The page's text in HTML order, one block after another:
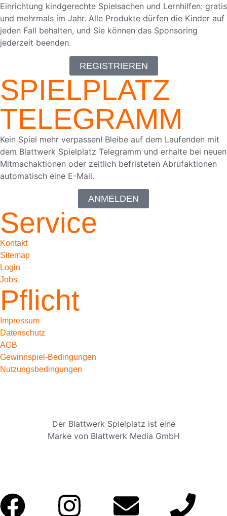
Blick aufs ProvenExpert-Profil werfen
18.05.2026
Einrichtung kindgerechte Spielsachen und Lernhilfen: gratis
und mehrmals im Jahr. Alle Produkte dürfen die Kinder auf
jeden Fall behalten, und Sie können das Sponsoring
jederzeit beenden.
REGISTRIEREN
SPIELPLATZ
TELEGRAMM
Kein Spiel mehr verpassen! Bleibe auf dem Laufenden mit
dem Blattwerk Spielplatz Telegramm und erhalte bei neuen
Mitmachaktionen oder zeitlich befristeten Abrufaktionen
automatisch eine E-Mail.
ANMELDEN
Service
Kontakt
Sitemap
Login
Jobs
Pflicht
Impressum
Datenschutz
AGB
Gewinnspiel-Bedingungen
Nutzungsbedingungen
Der Blattwerk Spielplatz ist eine
Marke von Blattwerk Media GmbH